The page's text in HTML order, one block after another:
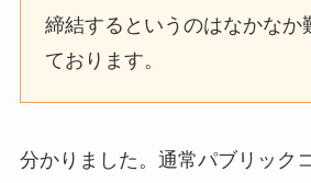
締結するというのはなかなか
ております。
分かりました。通常パブリック